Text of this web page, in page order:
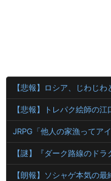
【悲報】ロシア、じわじ